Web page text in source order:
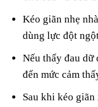
Kéo giãn nhẹ
dùng lực đột
Nếu thấy đau
đến mức cảm
Sau khi kéo